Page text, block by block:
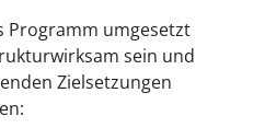
Programm umgesetzt
sein und
Zielsetzungen